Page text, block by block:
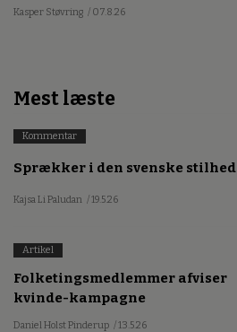
Kasper Støvring / 07.8.26
Mest læste
Kommentar
Sprækker i den svenske stilhed
Kajsa Li Paludan / 19.5.26
Artikel
Folketingsmedlemmer afviser
kvinde-kampagne
Daniel Holst Pinderup / 13.5.26